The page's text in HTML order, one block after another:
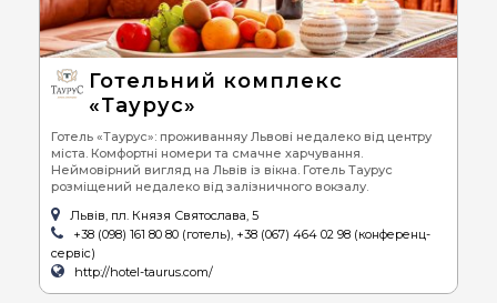
Готельний комплекс
«Таурус»
Готель «Таурус»: проживанняу Львові недалеко від центру
міста. Комфортні номери та смачне харчування.
Неймовірний вигляд на Львів із вікна. Готель Таурус
розміщений недалеко від залізничного вокзалу.
Львів, пл. Князя Святослава, 5
+38 (098) 161 80 80 (готель), +38 (067) 464 02 98 (конференц-
сервіс)
http://hotel-taurus.com/